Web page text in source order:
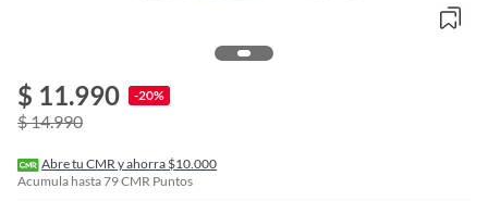
$ 11.990 -20%
$ 14.990
Abre tu CMR y ahorra $10.000
Acumula hasta79CMR Puntos
l
l